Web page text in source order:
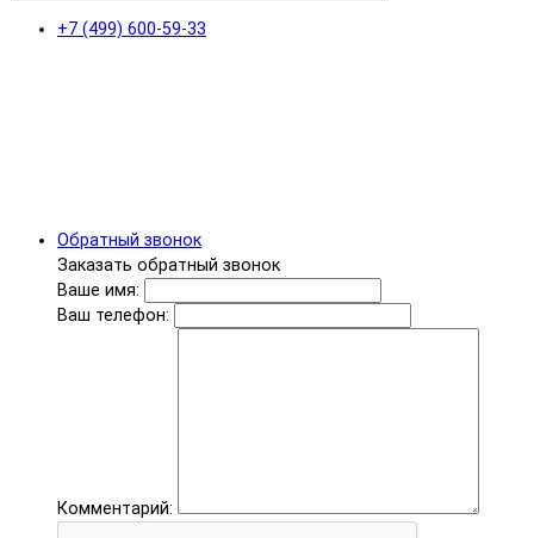
+7 (499) 600-59-33
Обратный звонок
Заказать обратный звонок
Ваше имя:
Ваш телефон:
Комментарий: